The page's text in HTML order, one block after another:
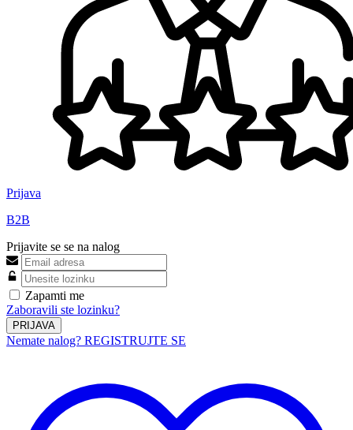
Prijava
B2B
Prijavite se se na nalog
Zapamti me
Zaboravili ste lozinku?
PRIJAVA
Nemate nalog? REGISTRUJTE SE